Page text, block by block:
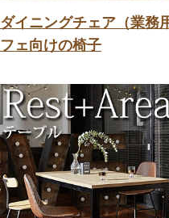
ダイニングチェア（業務
フェ向けの椅子